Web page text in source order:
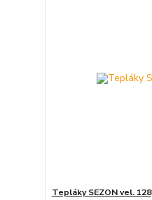
Tepláky SEZON vel. 128